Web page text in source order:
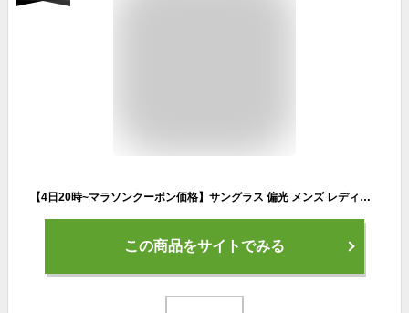
【4日20時~マラソンクーポン価格】サングラス 偏光 メンズ レディース uvカット 薄色サングラス レンズ メガネ 紫外線 男性 外仕事 軽量 疲れない 眩しくない 暑さ対策 作業服 日差し アウトドア ドライブ 運転 おしゃれ シンプル FEELLIFE FLW-001-002
この商品をサイトでみる